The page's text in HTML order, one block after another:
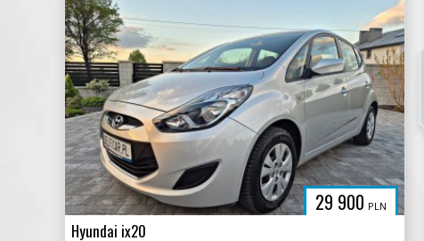
29 900 PLN
Hyundai ix20